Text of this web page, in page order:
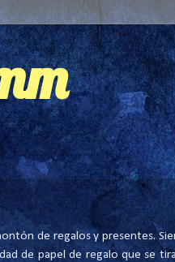
de regalos y presentes.
de papel de regalo que se